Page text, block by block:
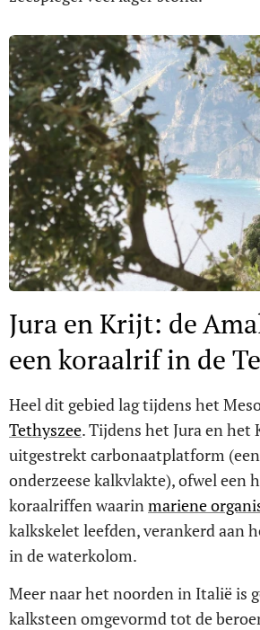
Jura en Krijt: de
een koraalrif in de
Heel dit gebied lag tijdens het
Tethyszee. Tijdens het Jura en het
uitgestrekt carbonaatplatform
onderzeese kalkvlakte), ofwel een
koraalriffen waarinmariene
kalkskelet leefden, verankerd aan
in de waterkolom.
Meer naar het noorden in Italië is
kalksteen omgevormd tot de